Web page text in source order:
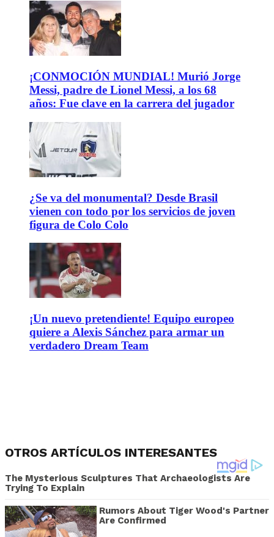
¡CONMOCIÓN MUNDIAL! Murió Jorge
Messi, padre de Lionel Messi, a los 68
años: Fue clave en la carrera del jugador
¿Se va del monumental? Desde Brasil
vienen con todo por los servicios de joven
figura de Colo Colo
¡Un nuevo pretendiente! Equipo europeo
quiere a Alexis Sánchez para armar un
verdadero Dream Team
OTROS ARTÍCULOS INTERESANTES
The Mysterious Sculptures That Archaeologists Are
Trying To Explain
Rumors About Tiger Wood's Partner
Are Confirmed